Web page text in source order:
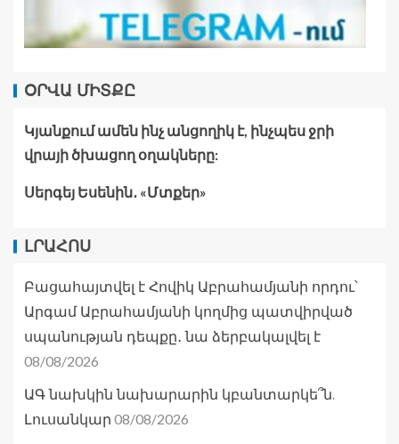
ՕՐՎԱ ՄԻՏՔԸ
Կյանքում ամեն ինչ անցողիկ է, ինչպես ջրի
վրայի ծխացող օղակները:
Սերգեյ Եսենին․ «Մտքեր»
ԼՐԱՀՈՍ
Բացահայտվել է Հովիկ Աբրահամյանի որդու՝
Արգամ Աբրահամյանի կողմից պատվիրված
սպանության դեպքը․ նա ձերբակալվել է
08/08/2026
ԱԳ նախկին նախարարին կբանտարկե՞ն.
Լուսանկար 08/08/2026